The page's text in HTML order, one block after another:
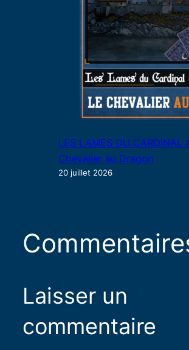
LES LAMES DU CARDINAL
Chevalier au Dragon
20 juillet 2026
Laisser un
commentaire